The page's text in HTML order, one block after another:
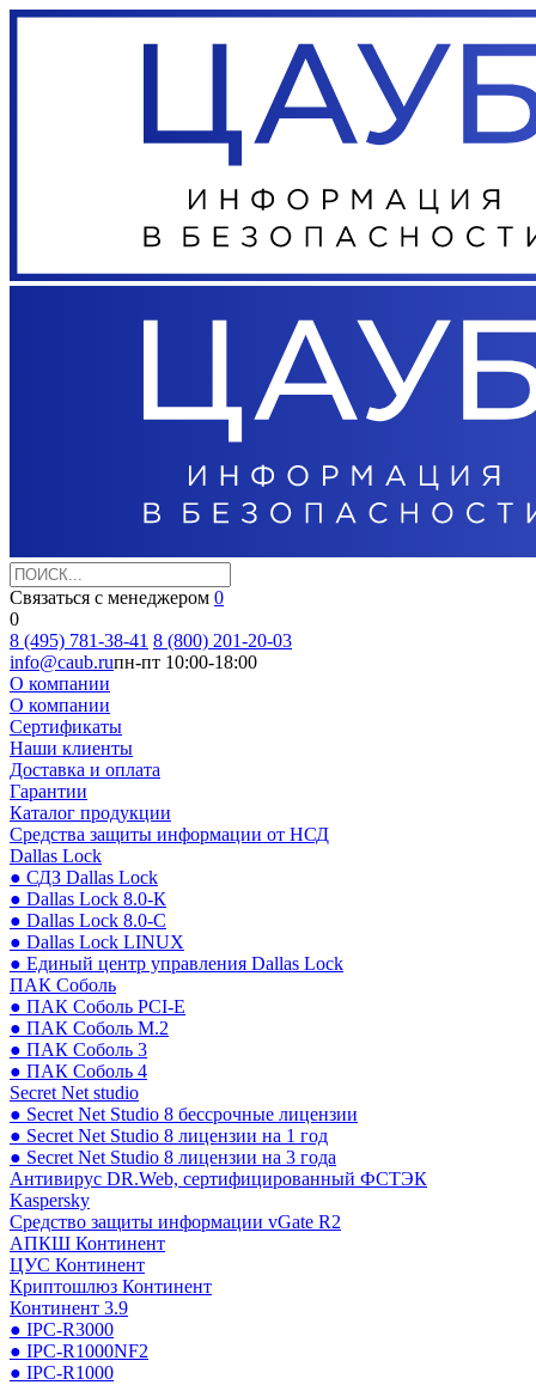
Связаться с менеджером 0
0
8 (495) 781-38-41 8 (800) 201-20-03
info@caub.ruпн-пт 10:00-18:00
О компании
О компании
Сертификаты
Наши клиенты
Доставка и оплата
Гарантии
Каталог продукции
Средства защиты информации от НСД
Dallas Lock
● СДЗ Dallas Lock
● Dallas Lock 8.0-К
● Dallas Lock 8.0-С
● Dallas Lock LINUX
● Единый центр управления Dallas Lock
ПАК Соболь
● ПАК Соболь PCI-E
● ПАК Соболь М.2
● ПАК Соболь 3
● ПАК Соболь 4
Secret Net studio
● Secret Net Studio 8 бессрочные лицензии
● Secret Net Studio 8 лицензии на 1 год
● Secret Net Studio 8 лицензии на 3 года
Антивирус DR.Web, сертифицированный ФСТЭК
Kaspersky
Средство защиты информации vGate R2
АПКШ Континент
ЦУС Континент
Криптошлюз Континент
Континент 3.9
● IPC-R3000
● IPC-R1000NF2
● IPC-R1000